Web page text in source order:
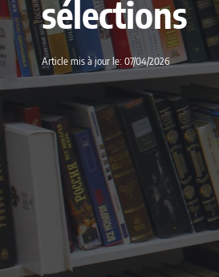
sélections
Article mis à jour le: 07/04/2026